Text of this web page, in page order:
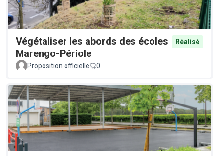
Végétaliser les abords des écoles
Marengo-Périole
Réalisé
Proposition officielle 0